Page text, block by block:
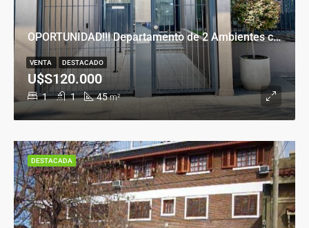
OPORTUNIDAD!!! Departamento de 2 Ambientes con Cochera en Banfield Este
1 1 45 m²
U$S120.000
VENTA DESTACADO
DESTACADA